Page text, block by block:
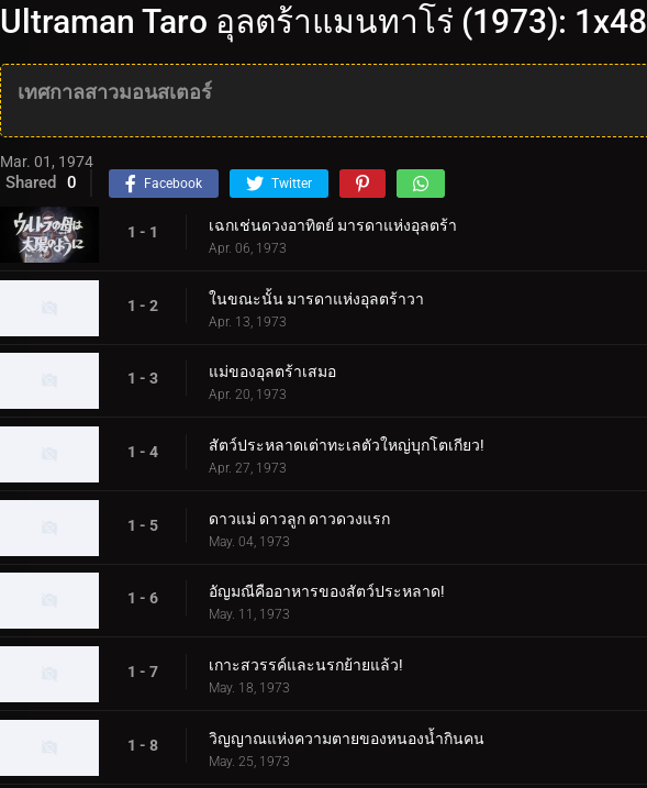
Ultraman Taro อุลตร้าแมนทาโร่ (1973): 1x48
เทศกาลสาวมอนสเตอร์
Mar. 01, 1974
Shared 0 Facebook Twitter
1 - 1 เฉกเช่นดวงอาทิตย์ มารดาแห่งอุลตร้า
Apr. 06, 1973
1 - 2 ในขณะนั้น มารดาแห่งอุลตร้าวา
Apr. 13, 1973
1 - 3 แม่ของอุลตร้าเสมอ
Apr. 20, 1973
1 - 4 สัตว์ประหลาดเต่าทะเลตัวใหญ่บุกโตเกียว!
Apr. 27, 1973
1 - 5 ดาวแม่ ดาวลูก ดาวดวงแรก
May. 04, 1973
1 - 6 อัญมณีคืออาหารของสัตว์ประหลาด!
May. 11, 1973
1 - 7 เกาะสวรรค์และนรกย้ายแล้ว!
May. 18, 1973
1 - 8 วิญญาณแห่งความตายของหนองน้ำกินคน
May. 25, 1973